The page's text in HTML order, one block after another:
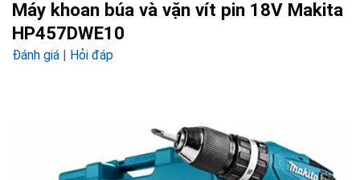
Máy khoan búa và vặn vít pin 18V Makita
HP457DWE10
Đánh giá | Hỏi đáp